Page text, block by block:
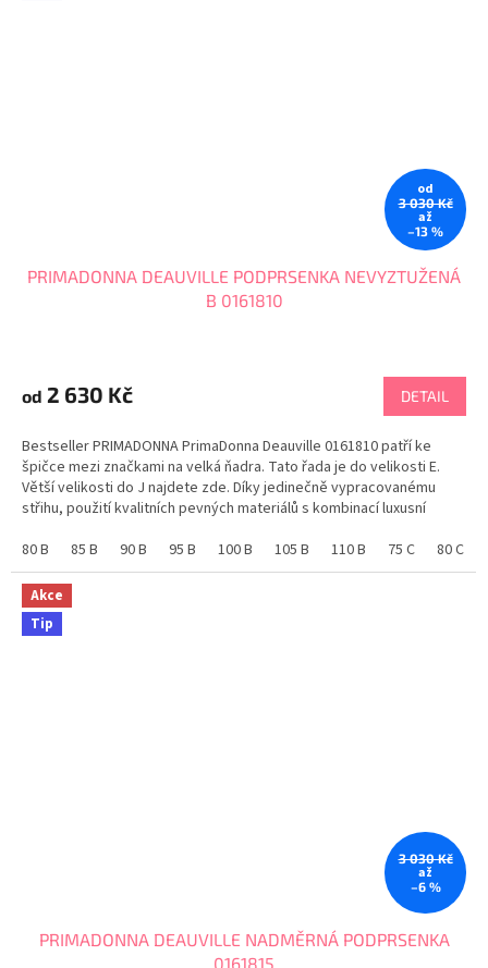
od
3 030 Kč
až
–13 %
PRIMADONNA DEAUVILLE PODPRSENKA NEVYZTUŽENÁ
B 0161810
produktu
je
z
5
hvězdiček.
od 2 630 Kč DETAIL
Bestseller PRIMADONNA PrimaDonna Deauville 0161810 patří ke
špičce mezi značkami na velká ňadra. Tato řada je do velikosti E.
Větší velikosti do J najdete zde. Díky jedinečně vypracovanému
střihu, použití kvalitních pevných materiálů s kombinací luxusní
80 B
85 B 90 B 95 B 100 B 105 B 110 B 75 C 80 C
Akce
Tip
3 030 Kč
až
–6 %
PRIMADONNA DEAUVILLE NADMĚRNÁ PODPRSENKA
0161815